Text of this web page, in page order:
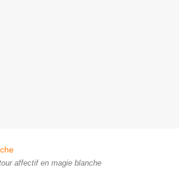
affectif en magie blanche